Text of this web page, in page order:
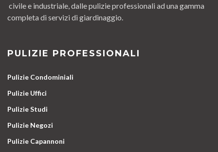
civile e industriale, dalle pulizie professionali ad una gamma
completa di servizi di giardinaggio.
PULIZIE PROFESSIONALI
Pulizie Condominiali
Pulizie Uffici
Pulizie Studi
Pulizie Negozi
Pulizie Capannoni